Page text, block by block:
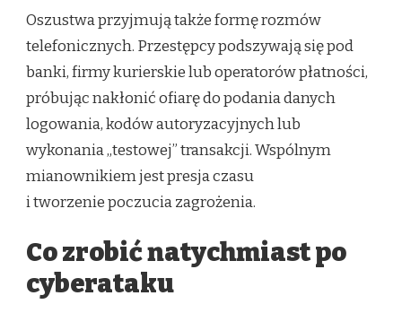
Oszustwa przyjmują także formę rozmów
telefonicznych. Przestępcy podszywają się pod
banki, firmy kurierskie lub operatorów płatności,
próbując nakłonić ofiarę do podania danych
logowania, kodów autoryzacyjnych lub
wykonania „testowej” transakcji. Wspólnym
mianownikiem jest presja czasu
i tworzenie poczucia zagrożenia.
Co zrobić natychmiast po
cyberataku